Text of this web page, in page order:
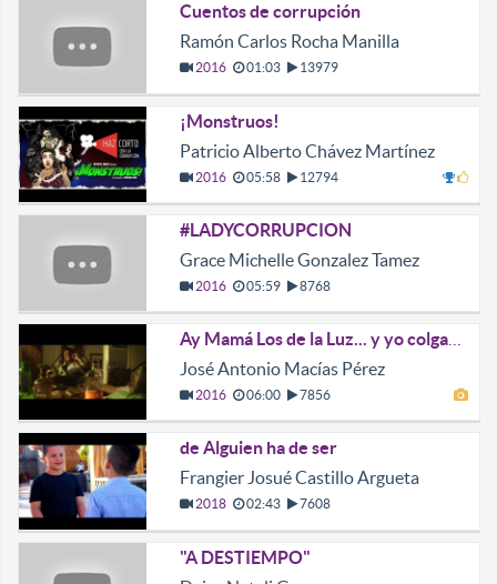
Cuentos de corrupción
Ramón Carlos Rocha Manilla
2016 01:03 13979
¡Monstruos!
Patricio Alberto Chávez Martínez
2016 05:58 12794
#LADYCORRUPCION
Grace Michelle Gonzalez Tamez
2016 05:59 8768
Ay Mamá Los de la Luz... y yo colgado
José Antonio Macías Pérez
2016 06:00 7856
de Alguien ha de ser
Frangier Josué Castillo Argueta
2018 02:43 7608
"A DESTIEMPO"